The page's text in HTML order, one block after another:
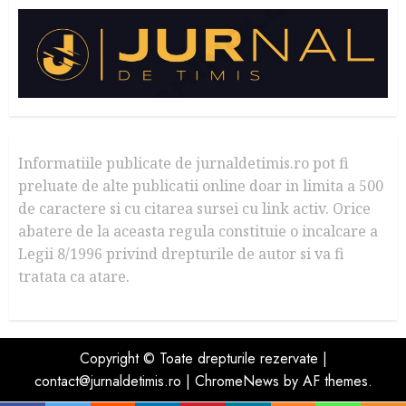
Informatiile publicate de jurnaldetimis.ro pot fi
preluate de alte publicatii online doar in limita a 500
de caractere si cu citarea sursei cu link activ. Orice
abatere de la aceasta regula constituie o incalcare a
Legii 8/1996 privind drepturile de autor si va fi
tratata ca atare.
Copyright © Toate drepturile rezervate |
contact@jurnaldetimis.ro | ChromeNews by AF themes.